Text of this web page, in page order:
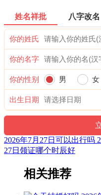
每一个人的八字命理都不
要结合命主生辰八字得出
姓名祥批 八字改名
你的姓氏
你的名字
你的性别 男 女
出生日期
2026年7月27日可以出行吗
27日领证哪个时辰好
相关推荐